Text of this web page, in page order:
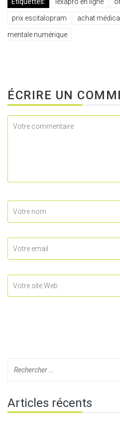
Étiquettes: lexapro en ligne
prix escitalopram achat
mentale numérique
ÉCRIRE UN
Articles récents